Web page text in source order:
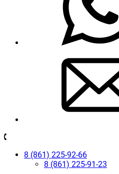
8 (861) 225-92-66
8 (861) 225-91-23